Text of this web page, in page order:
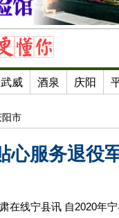
武威 酒泉 庆阳
阳市
心服务退役
在线宁县讯 自2020年